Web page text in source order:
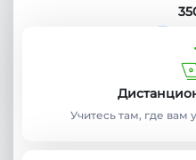
Учитесь там, где вам